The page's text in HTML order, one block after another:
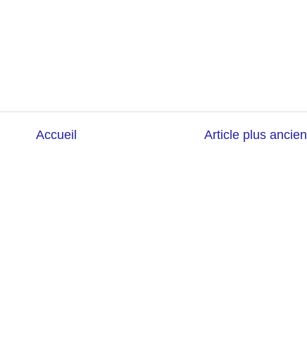
Article plus ancien
Accueil